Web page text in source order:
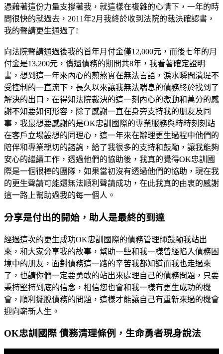
憑藉著這份力量支撐著我，就這樣在複雜的心情下，一年的時
間很快的就過去，2011年2月我終於收到法院的裁決確認書，
我的聲請更生通過了!
向法院聲請通過後我的首年月付金僅12,000元，而後七年的月
付金是13,200元，償還債務的期間共8年，我看著確定證明
書，想到這一年來內心的煎熬實在無法言語，淚水瞬間潰堤不
受控制的一直流下，長久以來讓我無法喘息的債務終於找到了
解決的出口，在得知法院裁決的這一刻內心的激動和萬分的感
謝不知要如何形容，除了感謝一直在身旁支持我的朋友及同
事，我最想要感謝的是OK忠訓國際的專業服務與時時刻刻站
在客戶立場設想的同理心，這一年來在辦理更生過程中他們的
陪伴和專業親切的諮詢，給了我很多的支持和鼓勵，讓我能夠
安心的繼續工作，透過他們的協助後，我真的覺得OK忠訓國
際是一個很棒的團隊，如果當初沒有透過他們的協助，現在我
的更生聲請可能還無法順利聲請成功，在此我真的由衷的感謝
這一路上幫助過我的每一個人。
分享是付出的開始，助人是最終的到達
經過這次的更生成功OK忠訓國際的債務管理師鼓勵我站出
來，和大家分享我的故事，幫助一些和我一樣曾經陷入債務困
境中的朋友，面對債務這一路的辛苦我都知道而我也走過來
了，也請你們一定要勇敢的站出來處理自己的債務問題，只要
秉持堅持到底的信念，相信您也會和我一樣有更生成功的機
會，順利擺脫債務的問題，這樣才能讓自己有重新來過的機會
迎向嶄新人生。
OK忠訓國際 債務清理條例，生命勇者現身說法